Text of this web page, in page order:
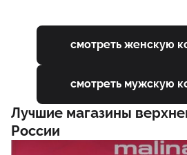
смотреть женскую
смотреть мужскую
Лучшие магазины
России